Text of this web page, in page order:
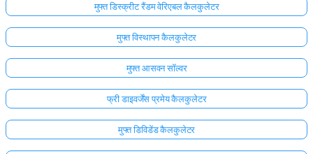
मुफ्त डिस्क्रीट रैंडम वेरिएबल कैलकुलेटर
मुफ्त विस्थापन कैलकुलेटर
मुफ्त आसवन सॉल्वर
फ्री डाइवर्जेंस प्रमेय कैलकुलेटर
मुफ्त डिविडेंड कैलकुलेटर